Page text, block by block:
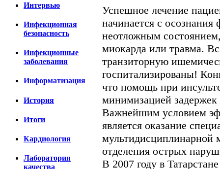
Интервью
Инфекционная
безопасность
Инфекционные
заболевания
Информатизация
История
Итоги
Кардиология
Лаборатория
качества
Успешное лечение
начинается с осознания
неотложным
миокарда или травма.
транзиторную
госпитализированы!
что помощь при
минимизацией задержек
Важнейшим условием
является оказание
мультидисциплинарной
отделения острых
В 2007 году в